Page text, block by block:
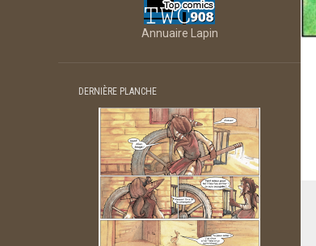
Annuaire Lapin
DERNIÈRE PLANCHE